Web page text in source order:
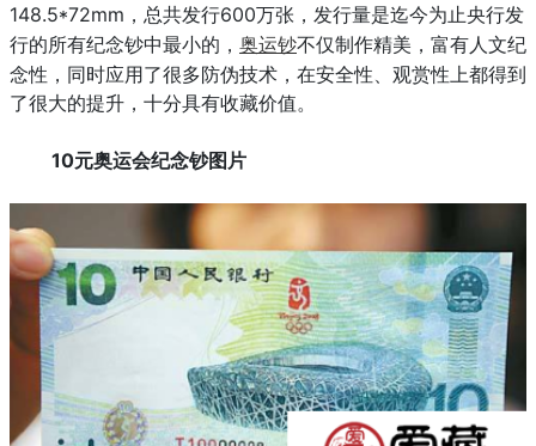
148.5*72mm，总共发行600万张， 发行量是迄今为止央行发
行的所有纪念钞中最小的， 奥运钞不仅制作精美，富有人文纪
念性，同时应用了很多防伪技术，在安全性、观赏性上都得到
了很大的提升，十分具有收藏价值。
10元奥运会纪念钞图片